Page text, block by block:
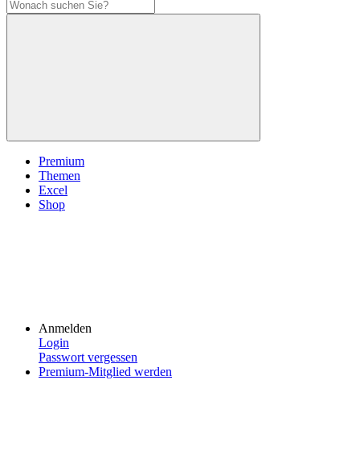
Premium
Themen
Excel
Shop
Anmelden
Login
Passwort vergessen
Premium-Mitglied werden